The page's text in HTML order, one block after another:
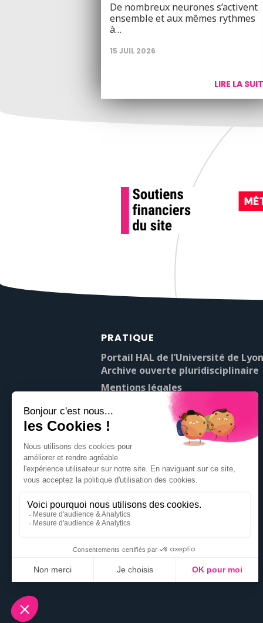
De nombreux neurones s’activent
ensemble et aux mêmes rythmes
à…
15 JUIL 2026
LIRE LA
PRATIQUE
Portail HAL de l’Université de
Archive ouverte pluridisciplinaire
Mentions légales
À propos de Pop’Sciences
Contact